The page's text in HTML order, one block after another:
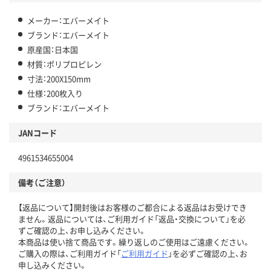
メーカー：エバーメイト
ブランド：エバーメイト
原産国：日本国
材質：ポリプロピレン
寸法：200X150mm
仕様：200枚入り
ブランド：エバーメイト
JANコード
4961534655004
備考（ご注意）
【返品について】開封後はお客様のご都合による返品はお受けでき
ません。返品については、ご利用ガイド「返品・交換について」を必
ずご確認の上、お申し込みください。
本商品は使い捨て商品です。繰り返しのご使用はご遠慮ください。
ご購入の際は、ご利用ガイド「ご利用ガイド 」を必ずご確認の上、お
申し込みください。